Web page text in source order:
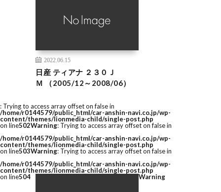
2022.06.15
日産 ティアナ ２３０Ｊ
Ｍ （2005/12～2008/06）
: Trying to access array offset on false in
/home/r0144579/public_html/car-anshin-navi.co.jp/wp-
content/themes/lionmedia-child/single-post.php
on line502Warning: Trying to access array offset on false in
/home/r0144579/public_html/car-anshin-navi.co.jp/wp-
content/themes/lionmedia-child/single-post.php
on line503Warning: Trying to access array offset on false in
/home/r0144579/public_html/car-anshin-navi.co.jp/wp-
content/themes/lionmedia-child/single-post.php
on line504 Warning